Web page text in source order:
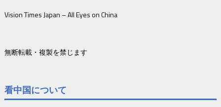
Vision Times Japan – All Eyes on China
無断転載・複製を禁じます
看中国について